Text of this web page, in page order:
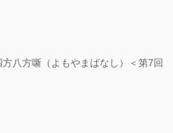
方八方噺（よもやまばなし）＜第7回